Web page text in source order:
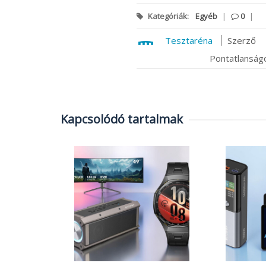
Kategóriák: Egyéb | 0 |
Tesztaréna
Szerző
Kapcsolódó tartalmak